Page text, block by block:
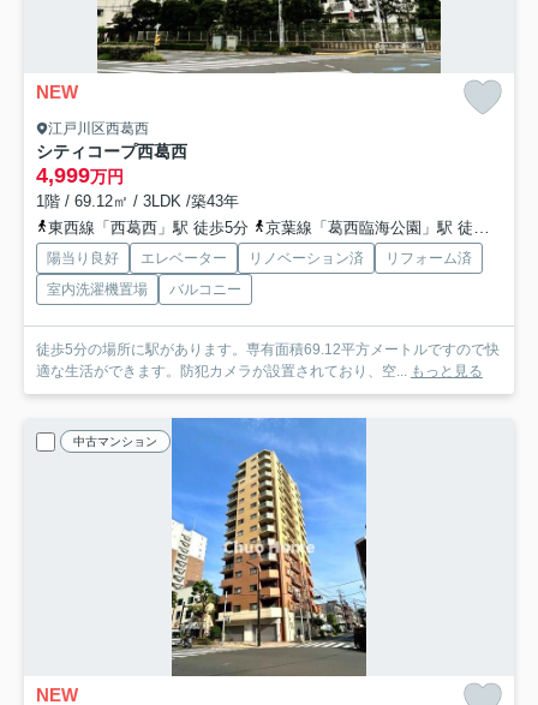
NEW
江戸川区西葛西
シティコープ西葛西
4,999万円
1階 / 69.12㎡ / 3LDK /築43年
東西線「西葛西」駅 徒歩5分
京葉線「葛西臨海公園」駅 徒歩37分
陽当り良好 エレベーター リノベーション済
リフォーム済
室内洗濯機置場
バルコニー
徒歩5分の場所に駅があります。専有面積69.12平方メートルですので快
適な生活ができます。防犯カメラが設置されており、空...
もっと見る
中古マンション
NEW